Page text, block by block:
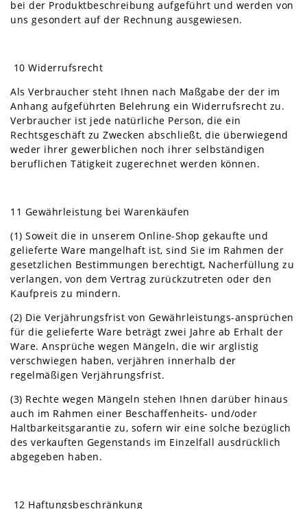
bei der Produktbeschreibung aufgeführt und werden von
uns gesondert auf der Rechnung ausgewiesen.
10 Widerrufsrecht
Als Verbraucher steht Ihnen nach Maßgabe der der im
Anhang aufgeführten Belehrung ein Widerrufsrecht zu.
Verbraucher ist jede natürliche Person, die ein
Rechtsgeschäft zu Zwecken abschließt, die überwiegend
weder ihrer gewerblichen noch ihrer selbständigen
beruflichen Tätigkeit zugerechnet werden können.
11 Gewährleistung bei Warenkäufen
(1) Soweit die in unserem Online-Shop gekaufte und
gelieferte Ware mangelhaft ist, sind Sie im Rahmen der
gesetzlichen Bestimmungen berechtigt, Nacherfüllung zu
verlangen, von dem Vertrag zurückzutreten oder den
Kaufpreis zu mindern.
(2) Die Verjährungsfrist von Gewährleistungs-ansprüchen
für die gelieferte Ware beträgt zwei Jahre ab Erhalt der
Ware. Ansprüche wegen Mängeln, die wir arglistig
verschwiegen haben, verjähren innerhalb der
regelmäßigen Verjährungsfrist.
(3) Rechte wegen Mängeln stehen Ihnen darüber hinaus
auch im Rahmen einer Beschaffenheits- und/oder
Haltbarkeitsgarantie zu, sofern wir eine solche bezüglich
des verkauften Gegenstands im Einzelfall ausdrücklich
abgegeben haben.
12 Haftungsbeschränkung